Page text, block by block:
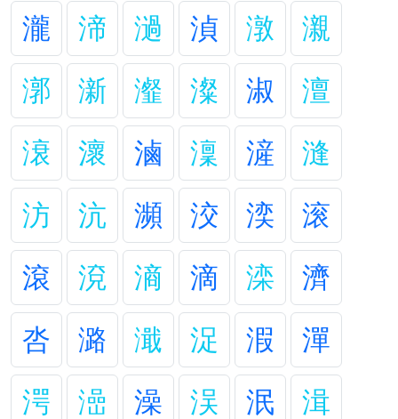
瀧
渧 濄 湞 潡
瀙
漷
澵 瀣 澯 淑
澶
滖
瀤 滷 澟 滻
漨
汸
沆 瀕 洨 湙
滚
滾
渷 滳 滴 滦
濟
呇
潞 濈 浞 溊
潬
湂
澏 澡 洖 泯
湒